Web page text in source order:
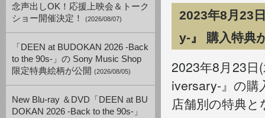
念声出しOK！応援上映会＆トーク
ショー開催決定！
(2026/08/07)
「DEEN at BUDOKAN 2026 -Back
to the 90s-」の Sony Music Shop
限定特典絵柄が公開 (2026/08/05)
New Blu-ray ＆DVD「DEEN at BU
DOKAN 2026 -Back to the 90s-」
2023年8月23
y-』 購入特典
2023年8月23日
iversary-』の購
店舗別の特典